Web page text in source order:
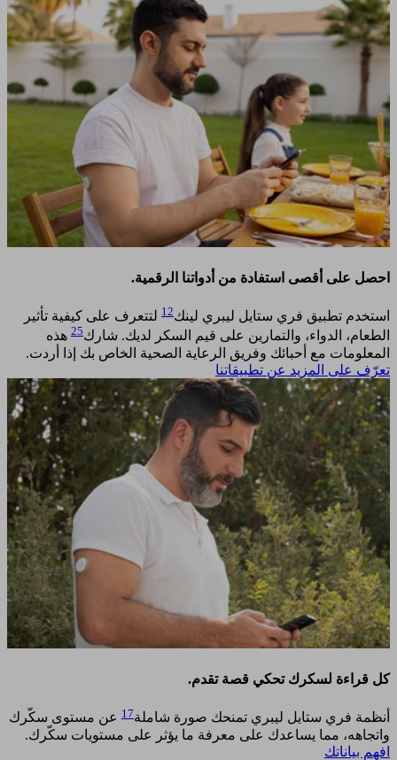
احصل على أقصى استفادة من أدواتنا الرقمية.
استخدم تطبيق فري ستايل ليبري لينك12 لتتعرف على كيفية تأثير
الطعام، الدواء، والتمارين على قيم السكر لديك. شارك25 هذه
المعلومات مع أحبائك وفريق الرعاية الصحية الخاص بك إذا أردت.
تعرّف على المزيد عن تطبيقاتنا
كل قراءة لسكرك تحكي قصة تقدم.
أنظمة فري ستايل ليبري تمنحك صورة شاملة17 عن مستوى سكّرك
واتجاهه، مما يساعدك على معرفة ما يؤثر على مستويات سكّرك.
افهم بياناتك